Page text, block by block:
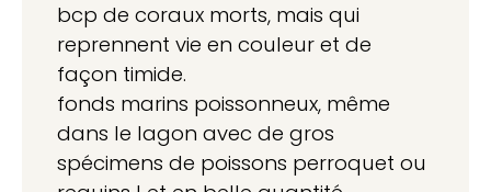
bcp de coraux morts, mais qui
reprennent vie en couleur et de
façon timide.
fonds marins poissonneux, même
dans le lagon avec de gros
spécimens de poissons perroquet ou